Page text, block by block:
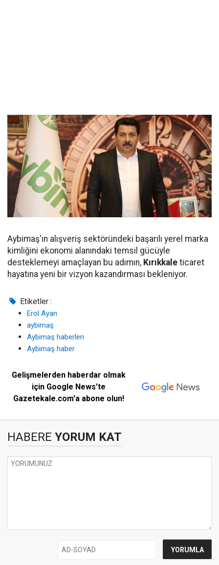
Aybimaş'ın alışveriş sektöründeki başarılı yerel marka
kimliğini ekonomi alanındaki temsil gücüyle
desteklemeyi amaçlayan bu adımın, Kırıkkale ticaret
hayatına yeni bir vizyon kazandırması bekleniyor.
Etiketler :
Erol Ayan
aybimaş
Aybimaş haberleri
Aybimaş haber
Gelişmelerden haberdar olmak
için Google News'te
Gazetekale.com'a abone olun!
HABERE YORUM KAT